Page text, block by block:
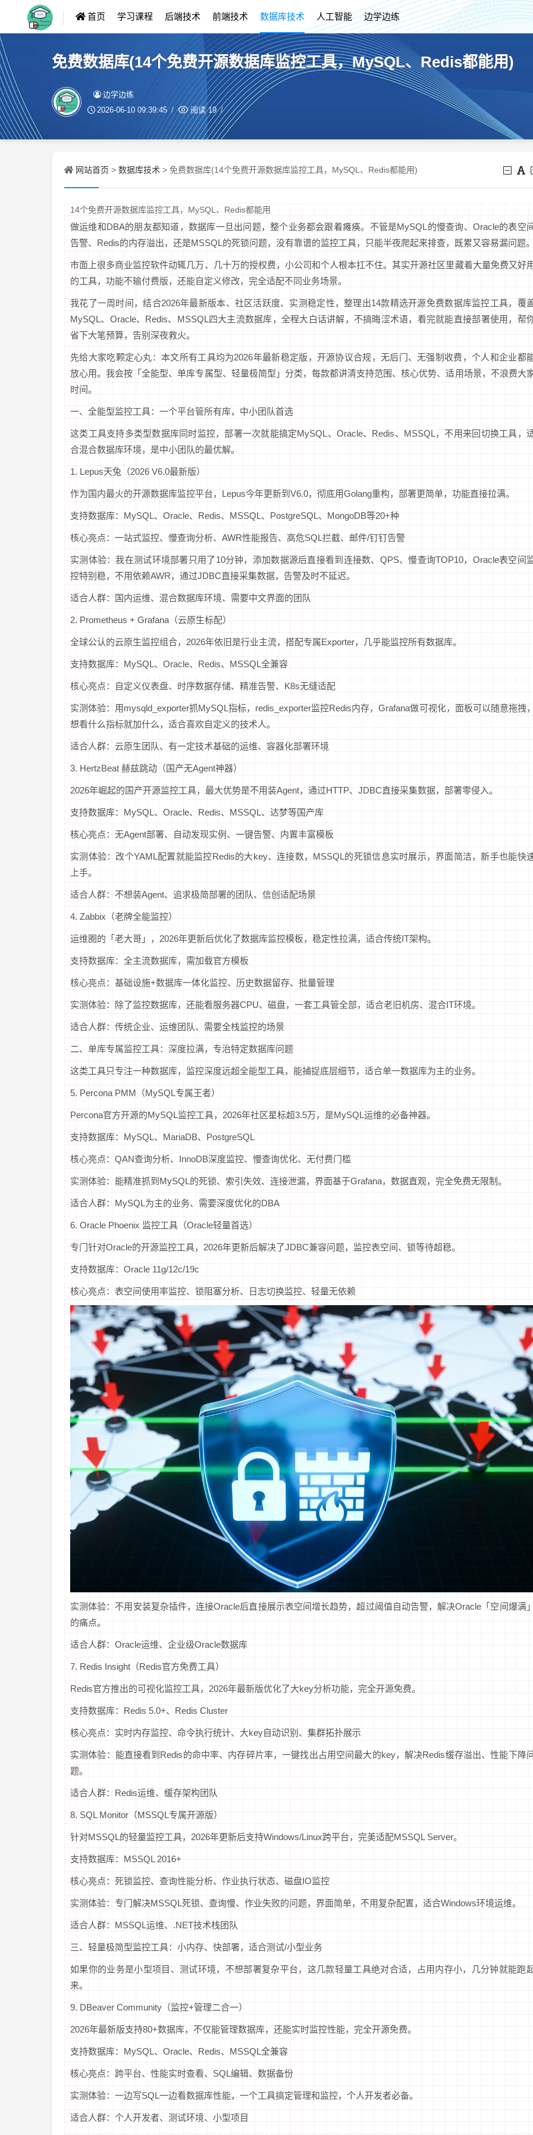
首页 学习课程 后端技术 前端技术 数据库技术 人工智能 边学边练
免费数据库(14个免费开源数据库监控工具，MySQL、Redis都能用)
边学边练
2026-06-10 09:39:45 阅读19
网站首页 > 数据库技术 > 免费数据库(14个免费开源数据库监控工具，MySQL、Redis都能用)
14个免费开源数据库监控工具，MySQL、Redis都能用
做运维和DBA的朋友都知道，数据库一旦出问题，整个业务都会跟着瘫痪。不管是MySQL的慢查询、Oracle的表空
告警、Redis的内存溢出，还是MSSQL的死锁问题，没有靠谱的监控工具，只能半夜爬起来排查，既累又容易漏问题
市面上很多商业监控软件动辄几万、几十万的授权费，小公司和个人根本扛不住。其实开源社区里藏着大量免费又好
的工具，功能不输付费版，还能自定义修改，完全适配不同业务场景。
我花了一周时间，结合2026年最新版本、社区活跃度、实测稳定性，整理出14款精选开源免费数据库监控工具，覆
MySQL、Oracle、Redis、MSSQL四大主流数据库，全程大白话讲解，不搞晦涩术语，看完就能直接部署使用，帮
省下大笔预算，告别深夜救火。
先给大家吃颗定心丸：本文所有工具均为2026年最新稳定版，开源协议合规，无后门、无强制收费，个人和企业都
放心用。我会按「全能型、单库专属型、轻量极简型」分类，每款都讲清支持范围、核心优势、适用场景，不浪费大
时间。
一、全能型监控工具：一个平台管所有库，中小团队首选
这类工具支持多类型数据库同时监控，部署一次就能搞定MySQL、Oracle、Redis、MSSQL，不用来回切换工具，
合混合数据库环境，是中小团队的最优解。
1. Lepus天兔（2026 V6.0最新版）
作为国内最火的开源数据库监控平台，Lepus今年更新到V6.0，彻底用Golang重构，部署更简单，功能直接拉满。
支持数据库：MySQL、Oracle、Redis、MSSQL、PostgreSQL、MongoDB等20+种
核心亮点：一站式监控、慢查询分析、AWR性能报告、高危SQL拦截、邮件/钉钉告警
实测体验：我在测试环境部署只用了10分钟，添加数据源后直接看到连接数、QPS、慢查询TOP10，Oracle表空间
控特别稳，不用依赖AWR，通过JDBC直接采集数据，告警及时不延迟。
适合人群：国内运维、混合数据库环境、需要中文界面的团队
2. Prometheus + Grafana（云原生标配）
全球公认的云原生监控组合，2026年依旧是行业主流，搭配专属Exporter，几乎能监控所有数据库。
支持数据库：MySQL、Oracle、Redis、MSSQL全兼容
核心亮点：自定义仪表盘、时序数据存储、精准告警、K8s无缝适配
实测体验：用mysqld_exporter抓MySQL指标，redis_exporter监控Redis内存，Grafana做可视化，面板可以随意拖拽
想看什么指标就加什么，适合喜欢自定义的技术人。
适合人群：云原生团队、有一定技术基础的运维、容器化部署环境
3. HertzBeat 赫兹跳动（国产无Agent神器）
2026年崛起的国产开源监控工具，最大优势是不用装Agent，通过HTTP、JDBC直接采集数据，部署零侵入。
支持数据库：MySQL、Oracle、Redis、MSSQL、达梦等国产库
核心亮点：无Agent部署、自动发现实例、一键告警、内置丰富模板
实测体验：改个YAML配置就能监控Redis的大key、连接数，MSSQL的死锁信息实时展示，界面简洁，新手也能快
上手。
适合人群：不想装Agent、追求极简部署的团队、信创适配场景
4. Zabbix（老牌全能监控）
运维圈的「老大哥」，2026年更新后优化了数据库监控模板，稳定性拉满，适合传统IT架构。
支持数据库：全主流数据库，需加载官方模板
核心亮点：基础设施+数据库一体化监控、历史数据留存、批量管理
实测体验：除了监控数据库，还能看服务器CPU、磁盘，一套工具管全部，适合老旧机房、混合IT环境。
适合人群：传统企业、运维团队、需要全栈监控的场景
二、单库专属监控工具：深度拉满，专治特定数据库问题
这类工具只专注一种数据库，监控深度远超全能型工具，能捕捉底层细节，适合单一数据库为主的业务。
5. Percona PMM（MySQL专属王者）
Percona官方开源的MySQL监控工具，2026年社区星标超3.5万，是MySQL运维的必备神器。
支持数据库：MySQL、MariaDB、PostgreSQL
核心亮点：QAN查询分析、InnoDB深度监控、慢查询优化、无付费门槛
实测体验：能精准抓到MySQL的死锁、索引失效、连接泄漏，界面基于Grafana，数据直观，完全免费无限制。
适合人群：MySQL为主的业务、需要深度优化的DBA
6. Oracle Phoenix 监控工具（Oracle轻量首选）
专门针对Oracle的开源监控工具，2026年更新后解决了JDBC兼容问题，监控表空间、锁等待超稳。
支持数据库：Oracle 11g/12c/19c
核心亮点：表空间使用率监控、锁阻塞分析、日志切换监控、轻量无依赖
实测体验：不用安装复杂插件，连接Oracle后直接展示表空间增长趋势，超过阈值自动告警，解决Oracle「空间爆满
的痛点。
适合人群：Oracle运维、企业级Oracle数据库
7. Redis Insight（Redis官方免费工具）
Redis官方推出的可视化监控工具，2026年最新版优化了大key分析功能，完全开源免费。
支持数据库：Redis 5.0+、Redis Cluster
核心亮点：实时内存监控、命令执行统计、大key自动识别、集群拓扑展示
实测体验：能直接看到Redis的命中率、内存碎片率，一键找出占用空间最大的key，解决Redis缓存溢出、性能下降
题。
适合人群：Redis运维、缓存架构团队
8. SQL Monitor（MSSQL专属开源版）
针对MSSQL的轻量监控工具，2026年更新后支持Windows/Linux跨平台，完美适配MSSQL Server。
支持数据库：MSSQL 2016+
核心亮点：死锁监控、查询性能分析、作业执行状态、磁盘IO监控
实测体验：专门解决MSSQL死锁、查询慢、作业失败的问题，界面简单，不用复杂配置，适合Windows环境运维。
适合人群：MSSQL运维、.NET技术栈团队
三、轻量极简型监控工具：小内存、快部署，适合测试/小型业务
如果你的业务是小型项目、测试环境，不想部署复杂平台，这几款轻量工具绝对合适，占用内存小，几分钟就能跑
来。
9. DBeaver Community（监控+管理二合一）
2026年最新版支持80+数据库，不仅能管理数据库，还能实时监控性能，完全开源免费。
支持数据库：MySQL、Oracle、Redis、MSSQL全兼容
核心亮点：跨平台、性能实时查看、SQL编辑、数据备份
实测体验：一边写SQL一边看数据库性能，一个工具搞定管理和监控，个人开发者必备。
适合人群：个人开发者、测试环境、小型项目